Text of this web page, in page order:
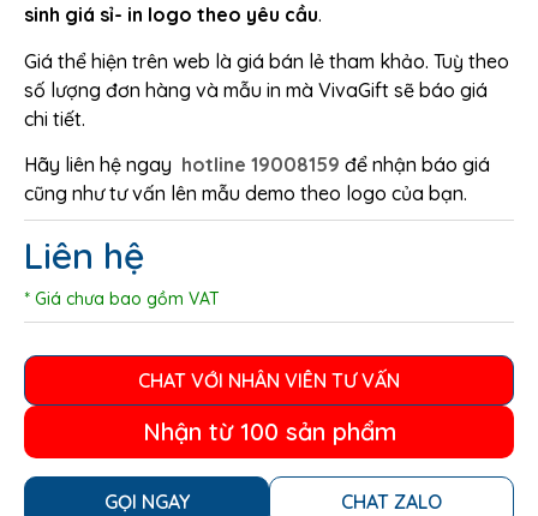
sinh giá sỉ- in logo theo yêu cầu.
Giá thể hiện trên web là giá bán lẻ tham khảo. Tuỳ theo
số lượng đơn hàng và mẫu in mà VivaGift sẽ báo giá
chi tiết.
Hãy liên hệ ngay hotline 19008159 để nhận báo giá
cũng như tư vấn lên mẫu demo theo logo của bạn.
Liên hệ
* Giá chưa bao gồm VAT
CHAT VỚI NHÂN VIÊN TƯ VẤN
Nhận từ 100 sản phẩm
GỌI NGAY CHAT ZALO